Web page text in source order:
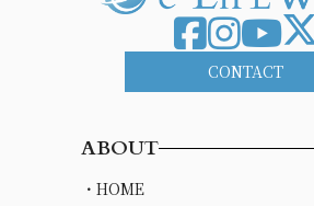
CONTACT
ABOUT
・HOME